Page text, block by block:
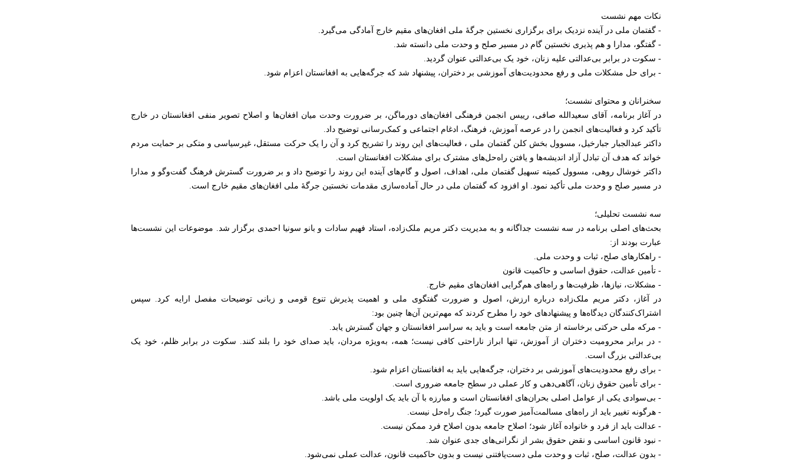
نکات مهم نشست
- گفتمان ملی در آینده نزدیک برای برگزاری نخستین جرگهٔ ملی افغان‌های مقیم خارج آمادگی می‌گیرد.
- گفتگو، مدارا و هم پذيری نخستین گام در مسیر صلح و وحدت ملی دانسته شد.
- سکوت در برابر بی‌عدالتی علیه زنان، خود یک بی‌عدالتی عنوان گردید.
- برای حل مشکلات ملی و رفع محدودیت‌های آموزشی بر دختران، پیشنهاد شد که جرگه‌هایی به افغانستان اعزام شود.
سخنرانان و محتوای نشست؛
در آغاز برنامه، آقای سعیدالله صافی، رییس انجمن فرهنگی افغان‌های دورماگن، بر ضرورت وحدت میان افغان‌ها و اصلاح تصویر منفی افغانستان در خارج
تأکید کرد و فعالیت‌های انجمن را در عرصه آموزش، فرهنگ، ادغام اجتماعی و کمک‌رسانی توضیح داد.
داکتر عبدالجبار جبارخیل، مسوول بخش کلن گفتمان ملی ، فعالیت‌های این روند را تشریح کرد و آن را یک حرکت مستقل، غیرسیاسی و متکی بر حمایت مردم
خواند که هدف آن تبادل آزاد اندیشه‌ها و یافتن راه‌حل‌های مشترک برای مشکلات افغانستان است.
داکتر خوشال روهی، مسوول کمیته تسهیل گفتمان ملی، اهداف، اصول و گام‌های آینده این روند را توضیح داد و بر ضرورت گسترش فرهنگ گفت‌وگو و مدارا
در مسیر صلح و وحدت ملی تأکید نمود. او افزود که گفتمان ملی در حال آماده‌سازی مقدمات نخستین جرگهٔ ملی افغان‌های مقیم خارج است.
سه نشست تحلیلی؛
بحث‌های اصلی برنامه در سه نشست جداگانه و به مدیریت دکتر مریم ملک‌زاده، استاد فهیم سادات و بانو سونیا احمدی برگزار شد. موضوعات این نشست‌ها
عبارت بودند از:
- راهکارهای صلح، ثبات و وحدت ملی.
- تأمین عدالت، حقوق اساسی و حاکمیت قانون
- مشکلات، نیازها، ظرفیت‌ها و راه‌های هم‌گرایی افغان‌های مقیم خارج.
در آغاز، دکتر مریم ملک‌زاده درباره ارزش، اصول و ضرورت گفتگوی ملی و اهمیت پذیرش تنوع قومی و زبانی توضیحات مفصل ارایه کرد. سپس
اشتراک‌کنندگان دیدگاه‌ها و پیشنهادهای خود را مطرح کردند که مهم‌ترین آن‌ها چنین بود:
- مرکه ملی حرکتی برخاسته از متن جامعه است و باید به سراسر افغانستان و جهان گسترش یابد.
- در برابر محرومیت دختران از آموزش، تنها ابراز ناراحتی کافی نیست؛ همه، به‌ویژه مردان، باید صدای خود را بلند کنند. سکوت در برابر ظلم، خود یک
بی‌عدالتی بزرگ است.
- برای رفع محدودیت‌های آموزشی بر دختران، جرگه‌هایی باید به افغانستان اعزام شود.
- برای تأمین حقوق زنان، آگاهی‌دهی و کار عملی در سطح جامعه ضروری است.
- بی‌سوادی یکی از عوامل اصلی بحران‌های افغانستان است و مبارزه با آن باید یک اولویت ملی باشد.
- هرگونه تغییر باید از راه‌های مسالمت‌آمیز صورت گیرد؛ جنگ راه‌حل نیست.
- عدالت باید از فرد و خانواده آغاز شود؛ اصلاح جامعه بدون اصلاح فرد ممکن نیست.
- نبود قانون اساسی و نقض حقوق بشر از نگرانی‌های جدی عنوان شد.
- بدون عدالت، صلح، ثبات و وحدت ملی دست‌یافتنی نیست و بدون حاکمیت قانون، عدالت عملی نمی‌شود.